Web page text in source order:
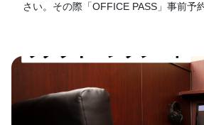
さい。その際「OFFICE PASS」事前予
各店舗フロントにてお伺いお願い致しま